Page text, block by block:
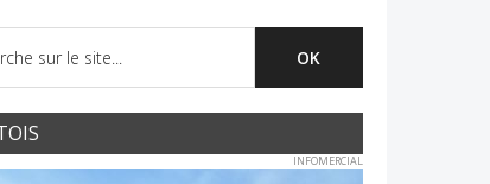
INFOMERCIAL